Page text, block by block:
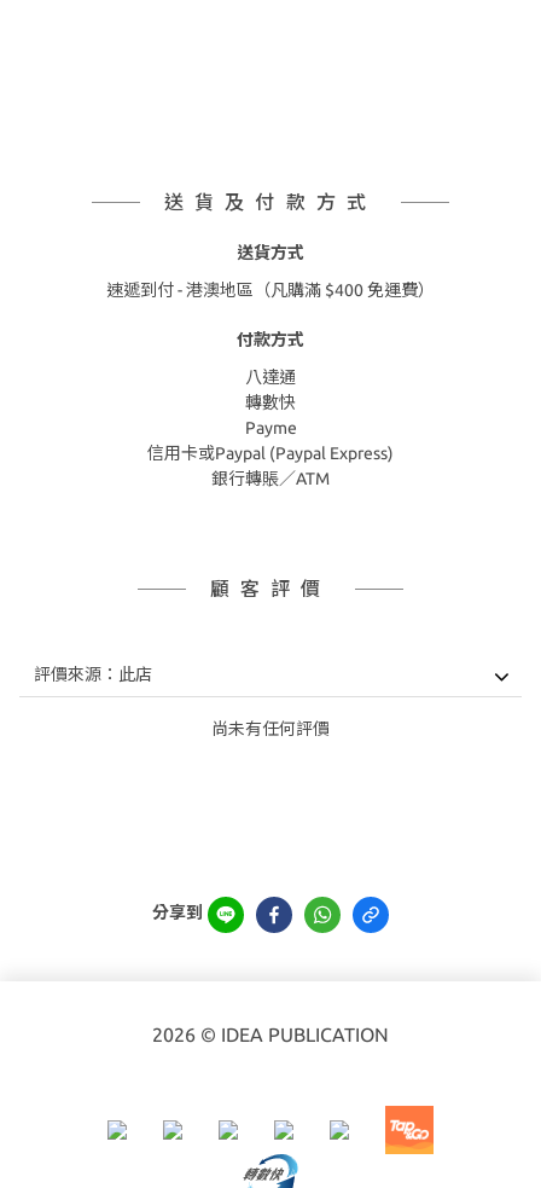
送貨及付款方式
送貨方式
速遞到付 - 港澳地區（凡購滿 $400 免運費）
付款方式
八達通
轉數快
Payme
信用卡或Paypal (Paypal Express)
銀行轉賬／ATM
顧客評價
尚未有任何評價
分享到
2026 © IDEA PUBLICATION